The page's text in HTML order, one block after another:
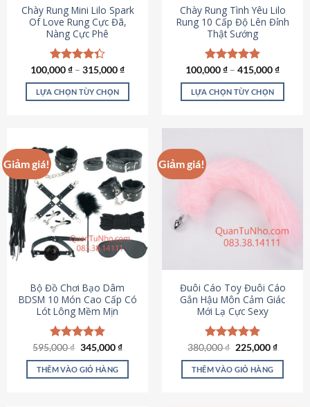
chọn
trên
trang
sản
phẩm
Chày Rung Mini Lilo Spark
Of Love Rung Cực Đã,
Nàng Cực Phê
Được xếp
hạng4.33
5 sao
100,000₫ – 315,000₫
LỰA CHỌN TÙY CHỌN
có
nhiều
biến
thể.
Các
tùy
chọn
có
chọn
trên
trang
sản
phẩm
Chày Rung Tình Yêu Lilo
Rung 10 Cấp Độ Lên Đỉnh
Thật Sướng
Được xếp
hạng4.94
5 sao
100,000₫ – 415,000₫
LỰA CHỌN TÙY CHỌN
biến
thể.
chọn
chọn
trên
trang
sản
phẩm
Giảm giá!
Bộ Đồ Chơi Bạo Dâm
BDSM 10 Món Cao Cấp Có
Lót Lông Mềm Mịn
Được xếp
hạng4.88
5 sao
595,000₫ Giá
là:
595,000 ₫.
345,000₫Giá
tại
THÊM VÀO GIỎ HÀNG
Giảm giá!
Đuôi Cáo Toy Đuôi Cáo
Gắn Hậu Môn Cảm Giác
Mới Lạ Cực Sexy
Được xếp
hạng4.88
5 sao
380,000₫ Giá
là:
380,000 ₫.
225,000₫Giá
tại
THÊM VÀO GIỎ HÀNG